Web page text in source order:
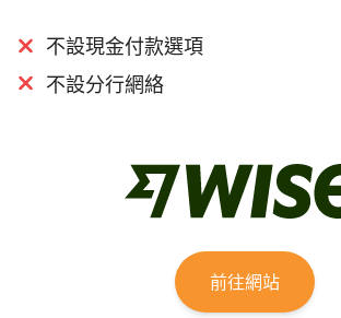
不設現金付款選項
不設分行網絡
前往網站